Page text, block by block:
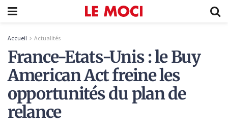
Accueil Actualités
France-Etats-Unis : le Buy
American Act freine les
opportunités du plan de
relance